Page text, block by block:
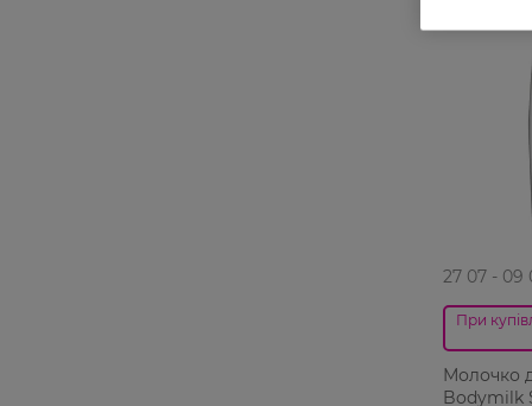
27 07 - 09
При
Молочко
Bodymilk